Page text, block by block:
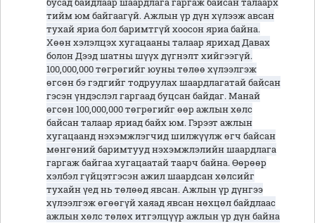
тийм юм байгаагүй. Ажлын үр дүн хүлээж авсан
тухай яриа бол баримтгүй хоосон яриа байна.
Хөөн хэлэлцэх хугацааны талаар ярихад Давах
болон Дээд шатны шүүх дүгнэлт хийгээгүй.
100,000,000 төгрөгийг юуны төлөө хүлээлгэж
өгсөн бэ гэдгийг тодруулах шаардлагатай байсан
гэсэн үндэслэл гаргаад буцсан байдаг. Манай
өгсөн 100,000,000 төгрөгийг өөр ажлын хөлс
байсан талаар яриад байх юм. Гэрээт ажлын
хугацаанд нэхэмжлэгчид шилжүүлж өгч байсан
мөнгөний баримтууд нэхэмжлэлийн шаардлага
гаргаж байгаа хугацаатай таарч байна. Өөрөөр
хэлбэл гүйцэтгэсэн ажил шаардсан хөлсийг
тухайн үед нь төлөөд явсан. Ажлын үр дүнгээ
хүлээлгэж өгөөгүй хаяад явсан нөхцөл байдлаас
ажлын хөлс төлөх итгэлцүүр ажлын үр дүн байна